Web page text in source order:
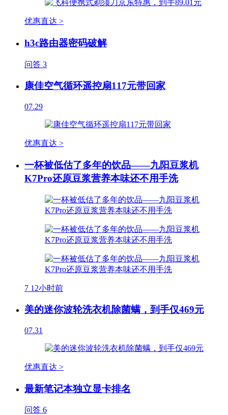
优惠直达 >
h3c路由器密码破解
问答 3
康佳空气循环遥控扇117元带回家
07.29
优惠直达 >
一杯被低估了多年的饮品——九阳豆浆机
K7Pro还原豆浆营养本味还不用手洗
7 12小时前
美的迷你波轮洗衣机除菌螨，到手仅469元
07.31
优惠直达 >
最新笔记本独立显卡排名
问答 6